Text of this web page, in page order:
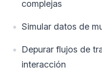
complejas
Simular datos de
Depurar flujos de
interacción